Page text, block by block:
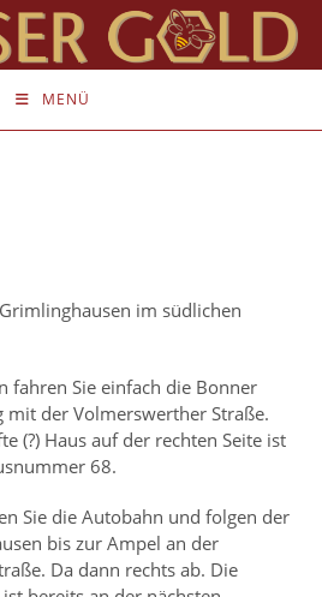
MENÜ
im südlichen
fahren Sie einfach die Bonner
mit der Volmerswerther Straße.
(?) Haus auf der rechten Seite ist
68.
Sie die Autobahn und folgen der
bis zur Ampel an der
Da dann rechts ab. Die